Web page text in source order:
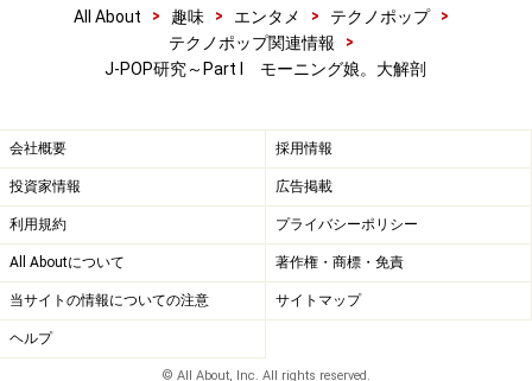
All About > 趣味 > エンタメ > テクノポップ
>
テクノポップ関連情報
>
J-POP研究～Part I モーニング娘。大解剖
会社概要 採用情報
投資家情報 広告掲載
利用規約 プライバシーポリシー
All Aboutについて 著作権・商標・免責
当サイトの情報についての注意 サイトマップ
ヘルプ
© All About, Inc. All rights reserved.